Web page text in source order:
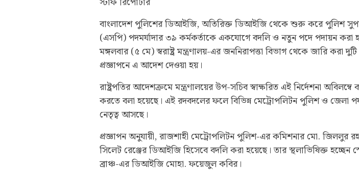
বাংলাদেশ পুলিশের ডিআইজি, অতিরিক্ত ডিআইজি থেকে শুরু করে পুলিশ
(এসপি) পদমর্যাদার ৩৯ কর্মকর্তাকে একযোগে বদলি ও নতুন পদে পদায়ন করা
মঙ্গলবার (৫ মে) স্বরাষ্ট্র মন্ত্রণালয়-এর জননিরাপত্তা বিভাগ থেকে জারি করা
প্রজ্ঞাপনে এ আদেশ দেওয়া হয়।
রাষ্ট্রপতির আদেশক্রমে মন্ত্রণালয়ের উপ-সচিব স্বাক্ষরিত এই নির্দেশনা অবিলম্বে
করতে বলা হয়েছে। এই রদবদলের ফলে বিভিন্ন মেট্রোপলিটন পুলিশ ও জেলা
নেতৃত্ব আসছে।
প্রজ্ঞাপন অনুযায়ী, রাজশাহী মেট্রোপলিটন পুলিশ-এর কমিশনার মো. জিললুর
সিলেট রেঞ্জের ডিআইজি হিসেবে বদলি করা হয়েছে। তার স্থলাভিষিক্ত হচ্ছেন
ব্রাঞ্চ-এর ডিআইজি মোহা. ফয়েজুল কবির।